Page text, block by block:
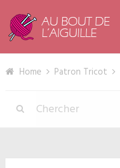
Home Patron Tricot